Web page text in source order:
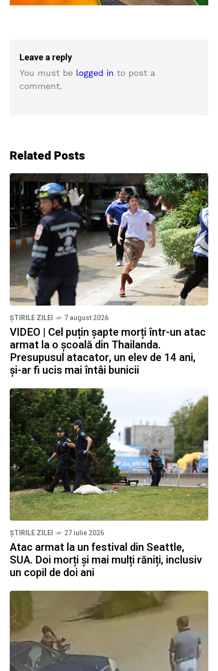
Leave a reply
You must be logged in to post a
comment.
Related Posts
ȘTIRILE ZILEI 7 august 2026
VIDEO | Cel puțin șapte morți într-un atac
armat la o școală din Thailanda.
Presupusul atacator, un elev de 14 ani,
și-ar fi ucis mai întâi bunicii
ȘTIRILE ZILEI 27 iulie 2026
Atac armat la un festival din Seattle,
SUA. Doi morți și mai mulți răniți, inclusiv
un copil de doi ani